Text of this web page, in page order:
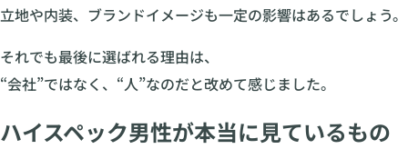
立地や内装、ブランドイメージも一定の影響はあるでしょう。
それでも最後に選ばれる理由は、
“会社”ではなく、“人”なのだと改めて感じました。
ハイスペック男性が本当に見ているもの